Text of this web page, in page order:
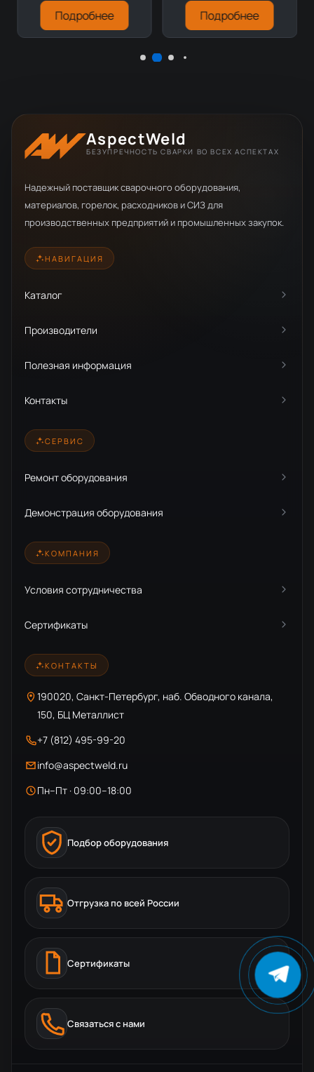
Подробнее Подробнее
AspectWeld
БЕЗУПРЕЧНОСТЬ СВАРКИ ВО ВСЕХ АСПЕКТАХ
Надежный поставщик сварочного оборудования,
материалов, горелок, расходников и СИЗ для
производственных предприятий и промышленных закупок.
НАВИГАЦИЯ
Каталог
Производители
Полезная информация
Контакты
СЕРВИС
Ремонт оборудования
Демонстрация оборудования
КОМПАНИЯ
Условия сотрудничества
Сертификаты
КОНТАКТЫ
190020, Санкт-Петербург, наб. Обводного канала,
150, БЦ Металлист
+7 (812) 495-99-20
info@aspectweld.ru
Пн–Пт · 09:00–18:00
Подбор оборудования
Отгрузка по всей России
Сертификаты
Связаться с нами